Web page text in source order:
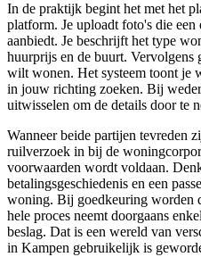
In de praktijk begint het met het
platform. Je uploadt foto's die
aanbiedt. Je beschrijft het type
huurprijs en de buurt. Vervolgens
wilt wonen. Het systeem toont je
in jouw richting zoeken. Bij
uitwisselen om de details door te
Wanneer beide partijen tevreden
ruilverzoek in bij de
voorwaarden wordt voldaan.
betalingsgeschiedenis en een
woning. Bij goedkeuring worden
hele proces neemt doorgaans
beslag. Dat is een wereld van
in Kampen gebruikelijk is